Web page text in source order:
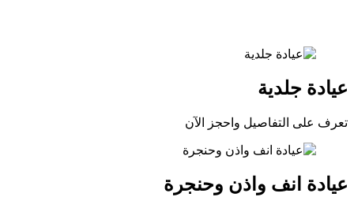
عيادة جلدية
تعرف على التفاصيل واحجز الآن
عيادة انف واذن وحنجرة